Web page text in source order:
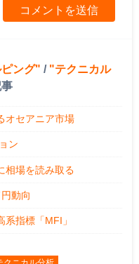
ング /
テクニカル
オセアニア市場
ン
相場を読み取る
動向
系指標「MFI」